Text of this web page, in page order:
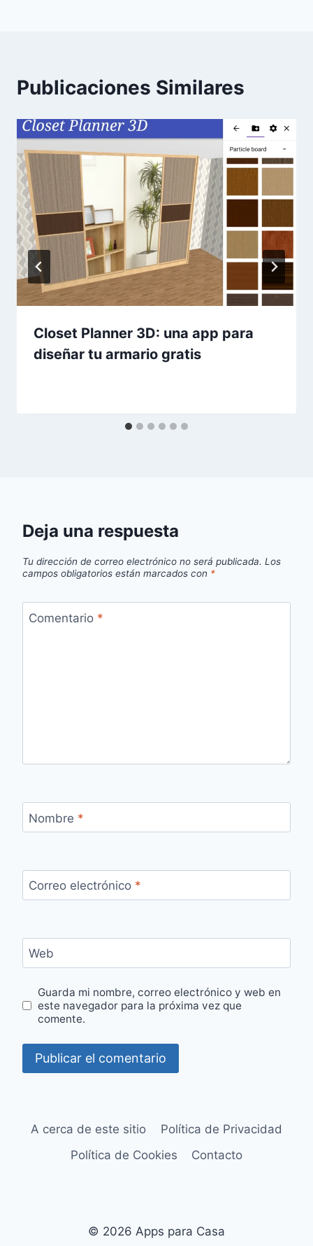
Publicaciones Similares
Closet Planner 3D: una app para
diseñar tu armario gratis
Deja una respuesta
Tu dirección de correo electrónico no será publicada. Los
campos obligatorios están marcados con *
Comentario *
Nombre *
Correo electrónico *
Web
Guarda mi nombre, correo electrónico y web en
este navegador para la próxima vez que
comente.
A cerca de este sitio
Política de Privacidad
Política de Cookies
Contacto
© 2026 Apps para Casa